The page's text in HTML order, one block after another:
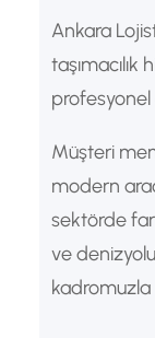
Ankara
profesyonel
Müşteri
modern
sektörde
ve denizyolu